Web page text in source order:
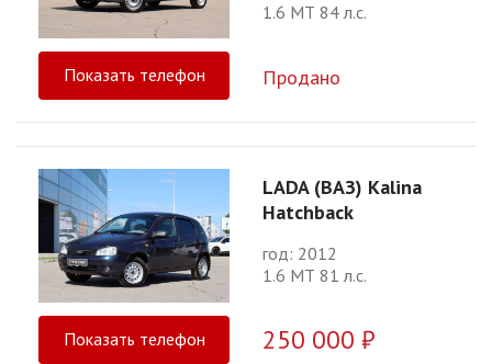
1.6 МТ 84 л.с.
Показать телефон Продано
LADA (ВАЗ) Kalina
Hatchback
год: 2012
1.6 МТ 81 л.с.
Показать телефон 250 000 ₽